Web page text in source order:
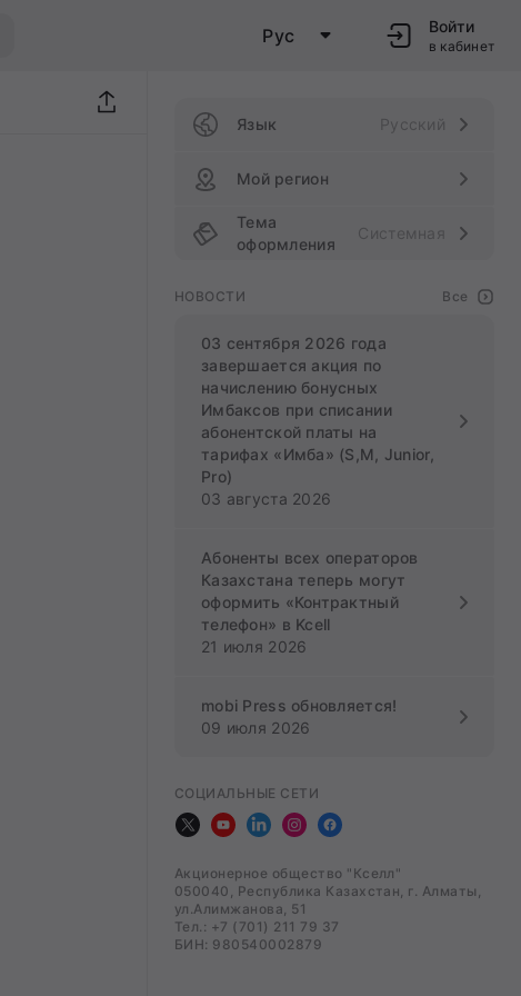
Рус Войти
в кабинет
Язык Русский
Мой регион
Тема
оформления
Системная
НОВОСТИ Все
03 сентября 2026 года
завершается акция по
начислению бонусных
Имбаксов при списании
абонентской платы на
тарифах «Имба» (S,M, Junior,
Pro)
03 августа 2026
Абоненты всех операторов
Казахстана теперь могут
оформить «Контрактный
телефон» в Kcell
21 июля 2026
mobi Press обновляется!
09 июля 2026
СОЦИАЛЬНЫЕ СЕТИ
Акционерное общество "Кселл"
050040, Республика Казахстан, г. Алматы,
ул.Алимжанова, 51
Тел.: +7 (701) 211 79 37
БИН: 980540002879